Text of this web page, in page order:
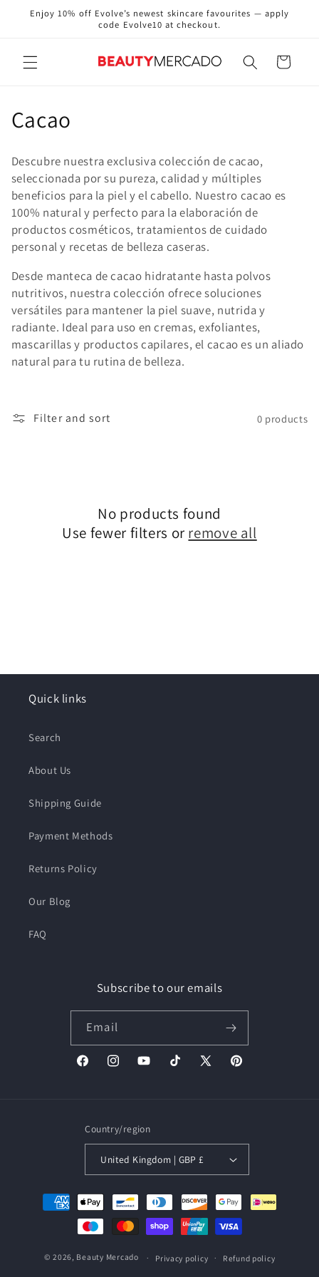
Skip to
content
Enjoy 10% off Evolve’s newest skincare favourites — apply
code Evolve10 at checkout.
Cart
C
l
l
e
c
t
i
o
n
Cacao
Descubre nuestra exclusiva colección de cacao,
seleccionada por su pureza, calidad y múltiples
beneficios para la piel y el cabello. Nuestro cacao es
100% natural y perfecto para la elaboración de
productos cosméticos, tratamientos de cuidado
personal y recetas de belleza caseras.
Desde manteca de cacao hidratante hasta polvos
nutritivos, nuestra colección ofrece soluciones
versátiles para mantener la piel suave, nutrida y
radiante. Ideal para uso en cremas, exfoliantes,
mascarillas y productos capilares, el cacao es un aliado
natural para tu rutina de belleza.
Filter and sort 0 products
No products found
Use fewer filters or remove all
Quick links
Search
About Us
Shipping Guide
Payment Methods
Returns Policy
Our Blog
FAQ
Subscribe to our emails
Email
FacebookInstagramYouTubeTikTok X
Pinterest
Country/region
United Kingdom | GBP £
Payment
methods
© 2026, Beauty Mercado Privacy policy Refund policy